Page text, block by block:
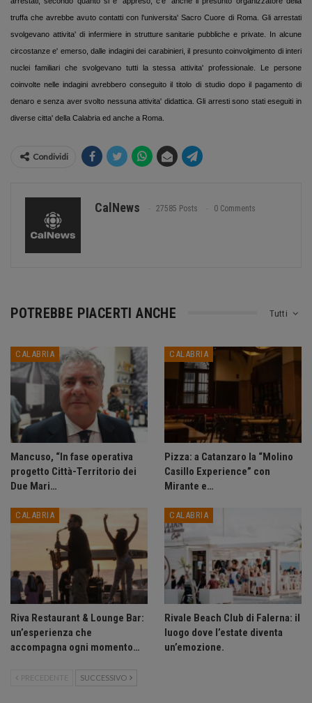
truffa che avrebbe avuto contatti con l'universita' Sacro Cuore di Roma. Gli arrestati
svolgevano attivita' di infermiere in strutture sanitarie pubbliche e private. In alcune
circostanze e' emerso, dalle indagini dei carabinieri, il presunto coinvolgimento di interi
nuclei familiari che svolgevano tutti la stessa attivita' professionale. Le persone
coinvolte nelle indagini avrebbero conseguito il titolo di studio dopo il pagamento di
denaro e senza aver svolto nessuna attivita' didattica. Gli arresti sono stati eseguiti in
diverse citta' della Calabria ed anche a Roma.
Condividi
CalNews 27585 Posts 0 Comments
Tutti
POTREBBE PIACERTI ANCHE
CALABRIA
Mancuso, “In fase operativa
progetto Città-Territorio dei
Due Mari…
CALABRIA
Pizza: a Catanzaro la “Molino
Casillo Experience” con
Mirante e…
CALABRIA
Riva Restaurant & Lounge Bar:
un’esperienza che
accompagna ogni momento…
CALABRIA
Rivale Beach Club di Falerna: il
luogo dove l’estate diventa
un’emozione.
PRECEDENTE SUCCESSIVO